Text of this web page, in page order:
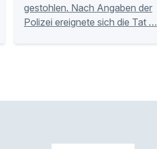
gestohlen. Nach Angaben der
Polizei ereignete sich die Tat …